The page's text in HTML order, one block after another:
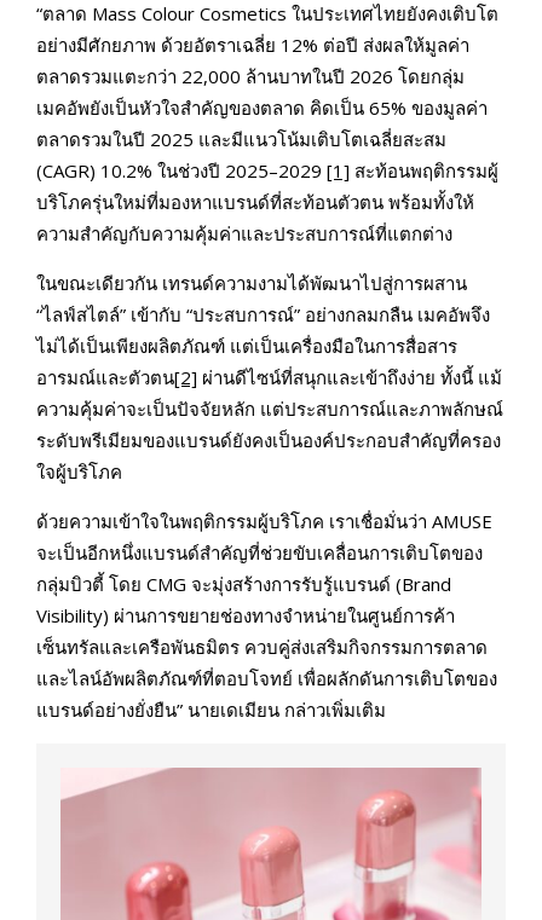
“ตลาด Mass Colour Cosmetics ในประเทศไทยยังคงเติบโต
อย่างมีศักยภาพ ด้วยอัตราเฉลี่ย 12% ต่อปี ส่งผลให้มูลค่า
ตลาดรวมแตะกว่า 22,000 ล้านบาทในปี 2026 โดยกลุ่ม
เมคอัพยังเป็นหัวใจสำคัญของตลาด คิดเป็น 65% ของมูลค่า
ตลาดรวมในปี 2025 และมีแนวโน้มเติบโตเฉลี่ยสะสม
(CAGR) 10.2% ในช่วงปี 2025–2029 [1] สะท้อนพฤติกรรมผู้
บริโภครุ่นใหม่ที่มองหาแบรนด์ที่สะท้อนตัวตน พร้อมทั้งให้
ความสำคัญกับความคุ้มค่าและประสบการณ์ที่แตกต่าง
ในขณะเดียวกัน เทรนด์ความงามได้พัฒนาไปสู่การผสาน
“ไลฟ์สไตล์” เข้ากับ “ประสบการณ์” อย่างกลมกลืน เมคอัพจึง
ไม่ได้เป็นเพียงผลิตภัณฑ์ แต่เป็นเครื่องมือในการสื่อสาร
อารมณ์และตัวตน[2] ผ่านดีไซน์ที่สนุกและเข้าถึงง่าย ทั้งนี้ แม้
ความคุ้มค่าจะเป็นปัจจัยหลัก แต่ประสบการณ์และภาพลักษณ์
ระดับพรีเมียมของแบรนด์ยังคงเป็นองค์ประกอบสำคัญที่ครอง
ใจผู้บริโภค
ด้วยความเข้าใจในพฤติกรรมผู้บริโภค เราเชื่อมั่นว่า AMUSE
จะเป็นอีกหนึ่งแบรนด์สำคัญที่ช่วยขับเคลื่อนการเติบโตของ
กลุ่มบิวตี้ โดย CMG จะมุ่งสร้างการรับรู้แบรนด์ (Brand
Visibility) ผ่านการขยายช่องทางจำหน่ายในศูนย์การค้า
เซ็นทรัลและเครือพันธมิตร ควบคู่ส่งเสริมกิจกรรมการตลาด
และไลน์อัพผลิตภัณฑ์ที่ตอบโจทย์ เพื่อผลักดันการเติบโตของ
แบรนด์อย่างยั่งยืน” นายเดเมียน กล่าวเพิ่มเติม